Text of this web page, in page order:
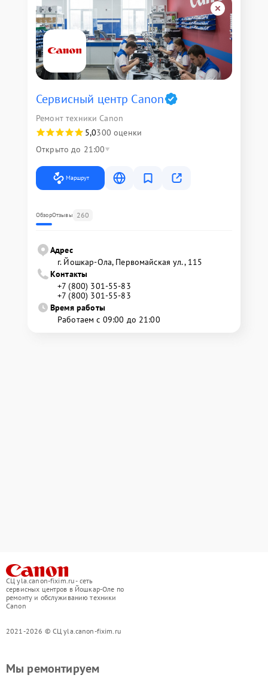
Сервисный центр Canon
Ремонт техники Canon
5,0300 оценки
Открыто до 21:00
Маршрут
ОбзорОтзывы 260
Адрес
г. Йошкар-Ола, Первомайская ул., 115
Контакты
+7 (800) 301-55-83
+7 (800) 301-55-83
Время работы
Работаем с 09:00 до 21:00
СЦ yla.canon-fixim.ru - сеть
сервисных центров в Йошкар-Оле по
ремонту и обслуживанию техники
Canon
2021-2026 © СЦ yla.canon-fixim.ru
Мы ремонтируем